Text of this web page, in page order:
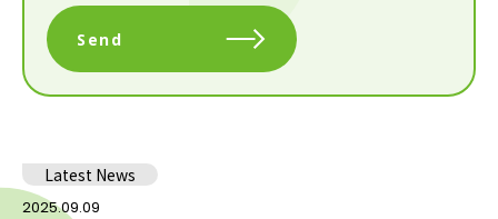
Send
Latest News
2025.09.09